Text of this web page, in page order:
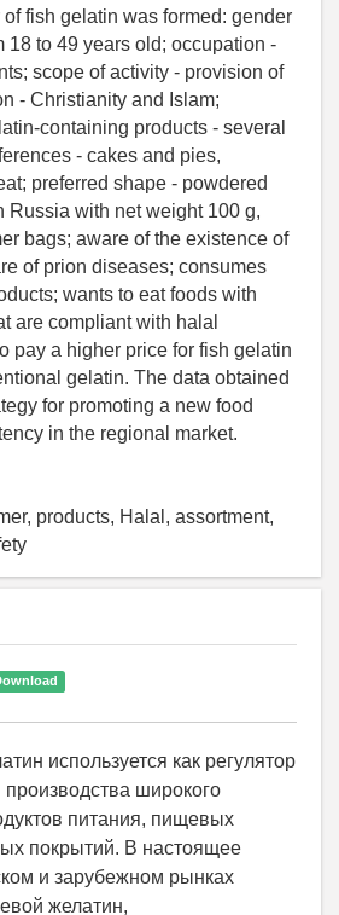
fish gelatin was formed: gender
18 to 49 years old; occupation -
scope of activity - provision of
- Christianity and Islam;
containing products - several
- cakes and pies,
preferred shape - powdered
Russia with net weight 100 g,
bags; aware of the existence of
of prion diseases; consumes
wants to eat foods with
are compliant with halal
pay a higher price for fish gelatin
gelatin. The data obtained
for promoting a new food
in the regional market.
products, Halal, assortment,
используется как регулятор
производства широкого
питания, пищевых
покрытий. В настоящее
и зарубежном рынках
желатин,